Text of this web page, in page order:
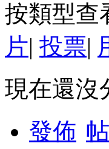
按類型查
片| 投票|
現在還沒
發佈